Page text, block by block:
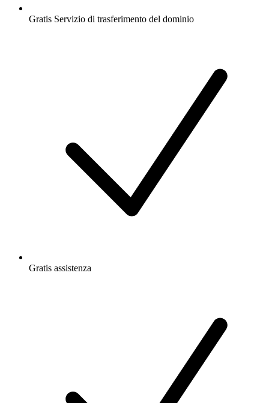
Gratis Servizio di trasferimento del dominio
Gratis assistenza